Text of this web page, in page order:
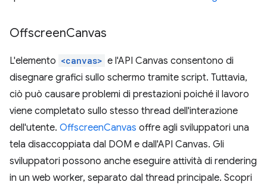
OffscreenCanvas
L'elemento <canvas> e l'API Canvas consentono di
disegnare grafici sullo schermo tramite script. Tuttavia,
ciò può causare problemi di prestazioni poiché il lavoro
viene completato sullo stesso thread dell'interazione
dell'utente. OffscreenCanvas offre agli sviluppatori una
tela disaccoppiata dal DOM e dall'API Canvas. Gli
sviluppatori possono anche eseguire attività di rendering
in un web worker, separato dal thread principale. Scopri